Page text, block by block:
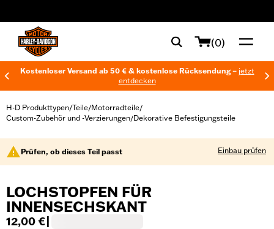
(0)
Kostenloser Versand ab 50 € & kostenlose Rücksendung – jetzt
entdecken
H-D Produkttypen/Teile/Motorradteile/
Custom-Zubehör und -Verzierungen/Dekorative Befestigungsteile
Prüfen, ob dieses Teil passt Einbau prüfen
LOCHSTOPFEN FÜR
INNENSECHSKANT
12,00 €